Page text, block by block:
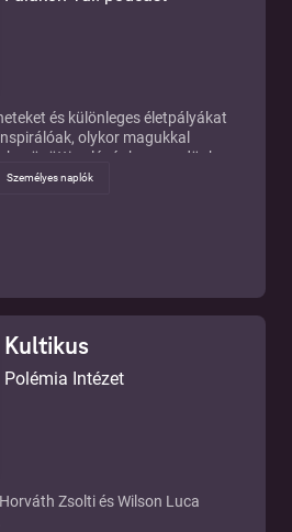
és különleges életpályákat
olykor magukkal
mögötti valóságba engedünk
nem láthatunk be. Ha kell
izgalmas és inspiráló világot!
Személyes naplók
Kultikus
Polémia Intézet
Zsolti és Wilson Luca